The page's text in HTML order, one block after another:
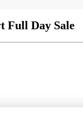
Full Day Sale